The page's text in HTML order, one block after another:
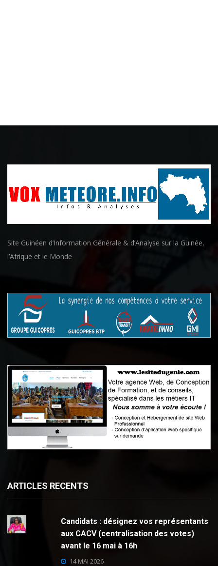
Site Guinéen d’Information Générale & d’Analyse sur la Guinée,
l’Afrique et le Monde
ARTICLES RECENTS
Candidats : désignez vos représentants
aux CACV (centralisation des votes)
avant le 16 mai à 16h
14 MAI 2026